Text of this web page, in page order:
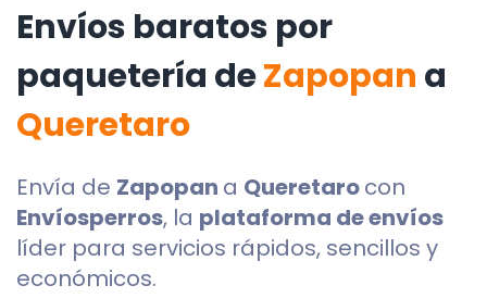
Envíos baratos por
paquetería deZapopan a
Queretaro
Envía de Zapopan a Queretarocon
Envíosperros, la plataforma de envíos
líder para servicios rápidos, sencillos y
económicos.